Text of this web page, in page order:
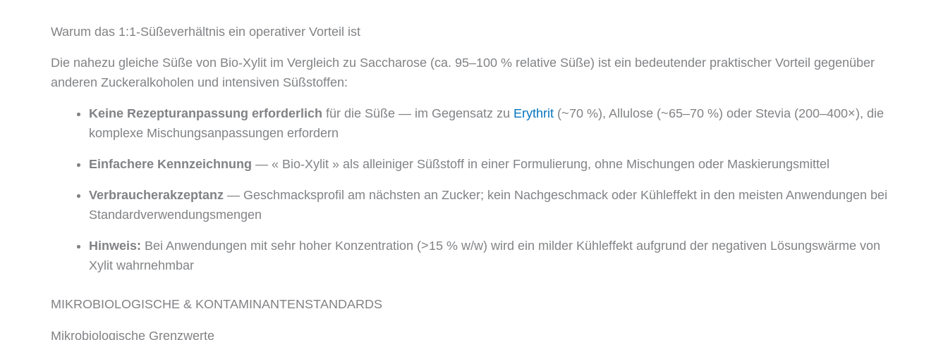
Warum das 1:1-Süßeverhältnis ein operativer Vorteil ist
Die nahezu gleiche Süße von Bio-Xylit im Vergleich zu Saccharose (ca. 95–100 % relative Süße) ist ein bedeutender praktischer Vorteil gegenüber
anderen Zuckeralkoholen und intensiven Süßstoffen:
Keine Rezepturanpassung erforderlich für die Süße — im Gegensatz zu Erythrit (~70 %), Allulose (~65–70 %) oder Stevia (200–400×), die
komplexe Mischungsanpassungen erfordern
Einfachere Kennzeichnung — « Bio-Xylit » als alleiniger Süßstoff in einer Formulierung, ohne Mischungen oder Maskierungsmittel
Verbraucherakzeptanz — Geschmacksprofil am nächsten an Zucker; kein Nachgeschmack oder Kühleffekt in den meisten Anwendungen bei
Standardverwendungsmengen
Hinweis: Bei Anwendungen mit sehr hoher Konzentration (>15 % w/w) wird ein milder Kühleffekt aufgrund der negativen Lösungswärme von
Xylit wahrnehmbar
MIKROBIOLOGISCHE & KONTAMINANTENSTANDARDS
Mikrobiologische Grenzwerte